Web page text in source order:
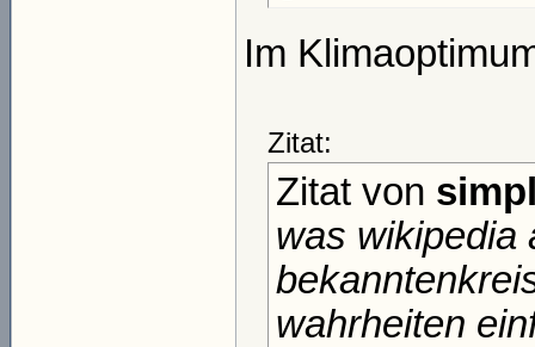
Im
Zitat:
Zitat von
was wikipedia
wahrheiten